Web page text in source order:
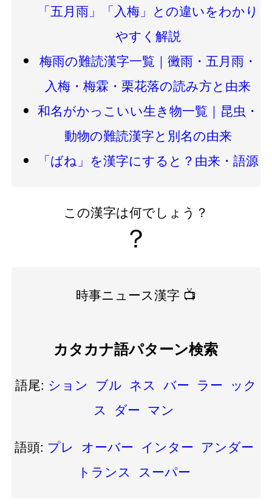
「五月雨」「入梅」との違いをわかり
やすく解説
梅雨の難読漢字一覧｜黴雨・五月雨・
入梅・梅霖・栗花落の読み方と由来
和名がかっこいい生き物一覧｜昆虫・
動物の難読漢字と別名の由来
「ばね」を漢字にすると？由来・語源
この漢字は何でしょう？
？
時事ニュース漢字 📺
カタカナ語パターン検索
語尾: ション ブル ネス バー ラー ック
ス ダー マン
語頭: プレ オーバー インター アンダー
トランス スーパー